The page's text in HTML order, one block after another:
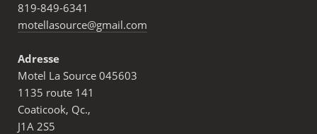
819-849-6341
motellasource@gmail.com
Adresse
Motel La Source 045603
1135 route 141
Coaticook, Qc.,
J1A 2S5